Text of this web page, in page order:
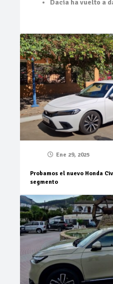
Dacia ha vuelto a
Ene 29, 2025
Probamos el nuevo Honda
segmento